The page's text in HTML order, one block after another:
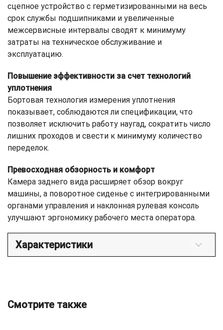
сцепное устройство с герметизированными на весь
срок службы подшипниками и увеличенные
межсервисные интервалы сводят к минимуму
затраты на техническое обслуживание и
эксплуатацию.
Повышение эффективности за счет технологий
уплотнения
Бортовая технология измерения уплотнения
показывает, соблюдаются ли спецификации, что
позволяет исключить работу наугад, сократить число
лишних проходов и свести к минимуму количество
переделок.
Превосходная обзорность и комфорт
Камера заднего вида расширяет обзор вокруг
машины, а поворотное сиденье с интегрированными
органами управления и наклонная рулевая консоль
улучшают эргономику рабочего места оператора.
Характеристики
Смотрите также